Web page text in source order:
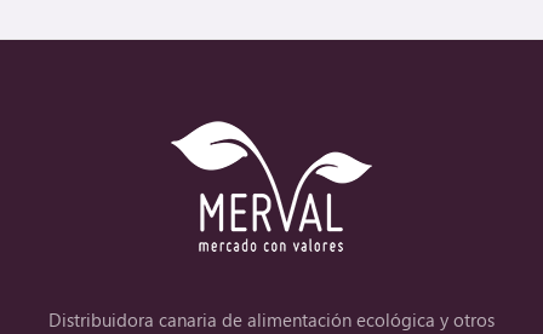
Distribuidora canaria de alimentación ecológica y otros